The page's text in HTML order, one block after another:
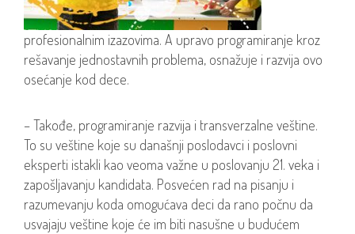
profesionalnim izazovima. A upravo programiranje kroz
rešavanje jednostavnih problema, osnažuje i razvija ovo
osećanje kod dece.
– Takođe, programiranje razvija i transverzalne veštine.
To su veštine koje su današnji poslodavci i poslovni
eksperti istakli kao veoma važne u poslovanju 21. veka i
zapošljavanju kandidata. Posvećen rad na pisanju i
razumevanju koda omogućava deci da rano počnu da
usvajaju veštine koje će im biti nasušne u budućem